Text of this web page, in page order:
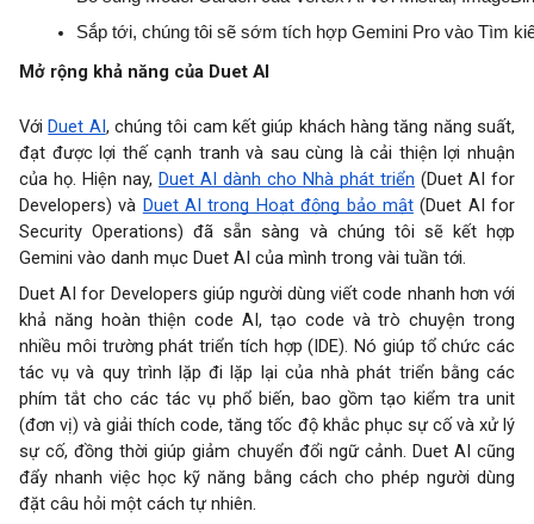
Sắp tới, chúng tôi sẽ sớm tích hợp Gemini Pro vào Tìm
Mở rộng khả năng của Duet AI
Với Duet AI, chúng tôi cam kết giúp khách hàng tăng năng suất,
đạt được lợi thế cạnh tranh và sau cùng là cải thiện lợi nhuận
của họ. Hiện nay, Duet AI dành cho Nhà phát triển (Duet AI for
Developers) và Duet AI trong Hoạt động bảo mật(Duet AI for
Security Operations) đã sẵn sàng và chúng tôi sẽ kết hợp
Gemini vào danh mục Duet AI của mình trong vài tuần tới.
Duet AI for Developers giúp người dùng viết code nhanh hơn với
khả năng hoàn thiện code AI, tạo code và trò chuyện trong
nhiều môi trường phát triển tích hợp (IDE). Nó giúp tổ chức các
tác vụ và quy trình lặp đi lặp lại của nhà phát triển bằng các
phím tắt cho các tác vụ phổ biến, bao gồm tạo kiểm tra unit
(đơn vị) và giải thích code, tăng tốc độ khắc phục sự cố và xử lý
sự cố, đồng thời giúp giảm chuyển đổi ngữ cảnh. Duet AI cũng
đẩy nhanh việc học kỹ năng bằng cách cho phép người dùng
đặt câu hỏi một cách tự nhiên.